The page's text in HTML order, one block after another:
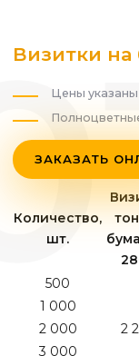
Визитки на
Цены
ЗАКАЗАТЬ
Количество,
шт.
500
1 000
2 000
2
3 000